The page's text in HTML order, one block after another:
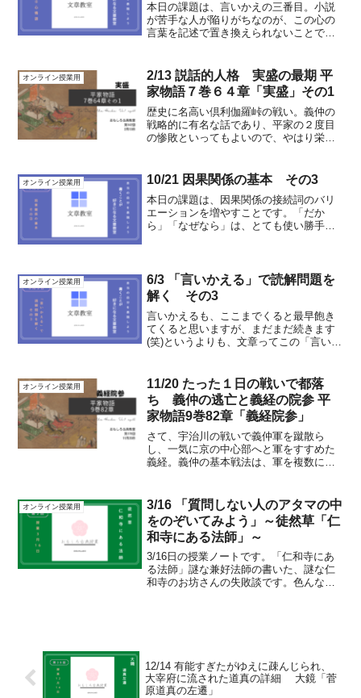
本日の課題は、言いかえの三番目。小説
が苦手な人が陥りがちなのが、この心の
言葉を記述で置き換えられないことで
な気分になるのか。それを考えてみる。
練習してみましょう!文章 ...
オンライン授業用
2/13 説話的人格 実盛の最期 平
家物語７巻６４章「実盛」その1
歴史に名高い倶利伽羅峠の戦い。義仲の
戦略的に有名な話であり、平家の２度目
の惨敗といってもよいので、やはり栄枯
盛。最後の所領はどこだったのかなと思
って調べてみたら、生まれ...
オンライン授業用 10/21 因果関係の基本 その3
本日の課題は、因果関係の接続詞のバリ
エーションを増やすことです。「だか
ら」「なぜなら」は、とても使い勝手が
くなってしまいます。なので...
オンライン授業用
6/3 「言いかえる」で読解問題を
解く その3
言いかえるも、ここまでくると最早飽き
てくると思いますが、まだまだ続きます
(笑)というよりも、文章ってこの「言いか
言いましょう」というのも、自分の考え
を人にわかりやすいよ...
オンライン授業用
11/20 たった１日の戦いで都落
ち 義仲の逃亡と義経の院参 平
家物語9巻82章「義経院参」
さて、宇治川の戦いで義仲軍を蹴散ら
し、一気に京の中心部へと軍をすすめた
義経。義仲の基本戦法は、軍を複数に分
北国での戦闘ならばそれも通用したので
しょうが、地の利が少なく、...
オンライン授業用
3/16 「質問しない人のアタマの中
をのぞいてみよう」～徒然草「仁
和寺にある法師」～
3/16日の授業ノートです。「仁和寺にあ
る法師」謎な兼好法師の書いた、謎な仁
和寺のお坊さんの失敗談です。色んな説
12/14 有能すぎたがゆえに疎んじられ、
大宰府に流された道真の詳細 大鏡「菅
原道真の左遷」